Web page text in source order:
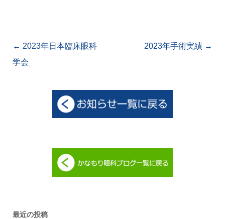
Post navigation
← 2023年日本臨床眼科
学会
2023年手術実績 →
最近の投稿